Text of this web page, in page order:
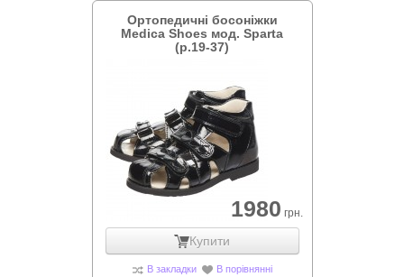
Ортопедичні босоніжки
Medica Shoes мод. Sparta
(р.19-37)
1980 грн.
Купити
В закладки В порівнянні